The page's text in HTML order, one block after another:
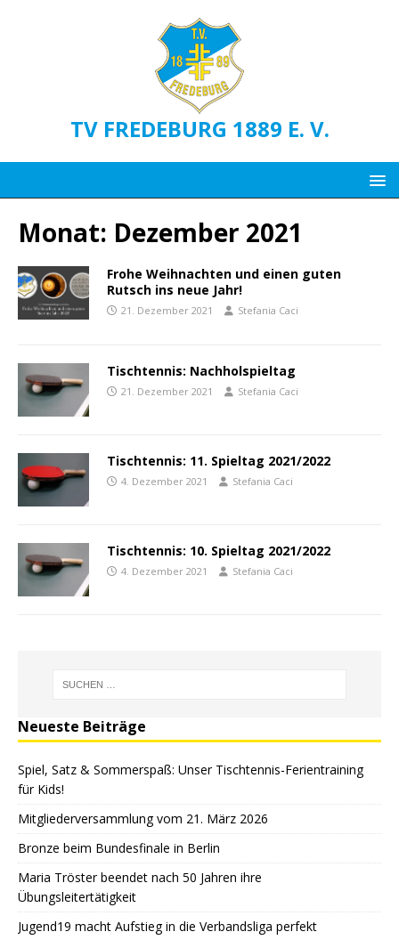
TV FREDEBURG 1889 E. V.
Monat: Dezember 2021
Frohe Weihnachten und einen guten
Rutsch ins neue Jahr!
21. Dezember 2021 Stefania Caci
Tischtennis: Nachholspieltag
21. Dezember 2021 Stefania Caci
Tischtennis: 11. Spieltag 2021/2022
4. Dezember 2021 Stefania Caci
Tischtennis: 10. Spieltag 2021/2022
4. Dezember 2021 Stefania Caci
Neueste Beiträge
Spiel, Satz & Sommerspaß: Unser Tischtennis-Ferientraining
für Kids!
Mitgliederversammlung vom 21. März 2026
Bronze beim Bundesfinale in Berlin
Maria Tröster beendet nach 50 Jahren ihre
Übungsleitertätigkeit
Jugend19 macht Aufstieg in die Verbandsliga perfekt